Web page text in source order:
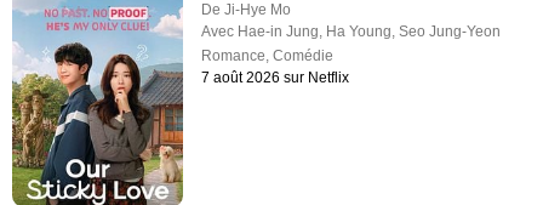
DeJi-Hye Mo
Avec Hae-in Jung, Ha Young,Seo Jung-Yeon
Romance,Comédie
7 août 2026 sur Netflix